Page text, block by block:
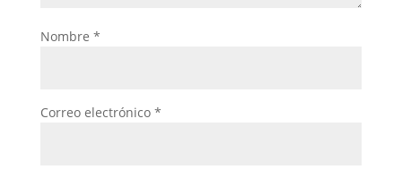
Nombre *
Correo electrónico *